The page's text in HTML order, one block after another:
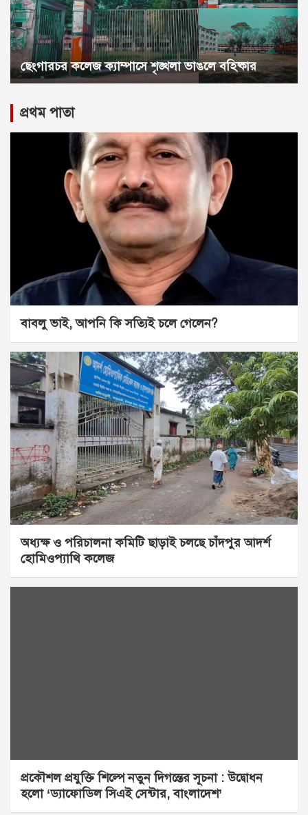
ছেংগারচর কলেজ ক্যাম্পাসে শৃঙ্খলা ভাঙলে বহিষ্কার
প্রথম পাতা
বাবলু ভাই, আপনি কি সত্যিই চলে গেলেন?
অধ্যক্ষ ও পরিচালনা কমিটি ছাড়াই চলছে চাঁদপুর আদর্শ
হোমিওপ্যাথি কলেজ
প্রকৌশল প্রযুক্তি শিল্পে নতুন দিগন্তের সূচনা : উদ্বোধন
হলো ‘ড্যাফোডিল সিএই সেন্টার, বাংলাদেশ’